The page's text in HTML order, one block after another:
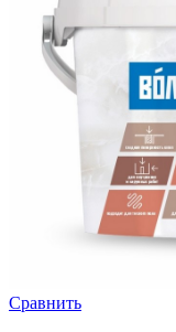
Сравнить